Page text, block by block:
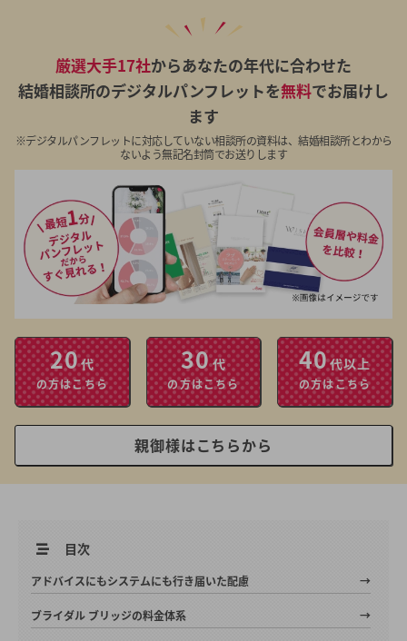
厳選大手17社からあなたの年代に合わせた
結婚相談所のデジタルパンフレットを無料でお届けし
ます
※デジタルパンフレットに対応していない相談所の資料は、結婚相談所とわから
ないよう無記名封筒でお送りします
20代
の方はこちら
30代
の方はこちら
40代以上
の方はこちら
親御様はこちらから
目次
アドバイスにもシステムにも行き届いた配慮
ブライダル ブリッジの料金体系